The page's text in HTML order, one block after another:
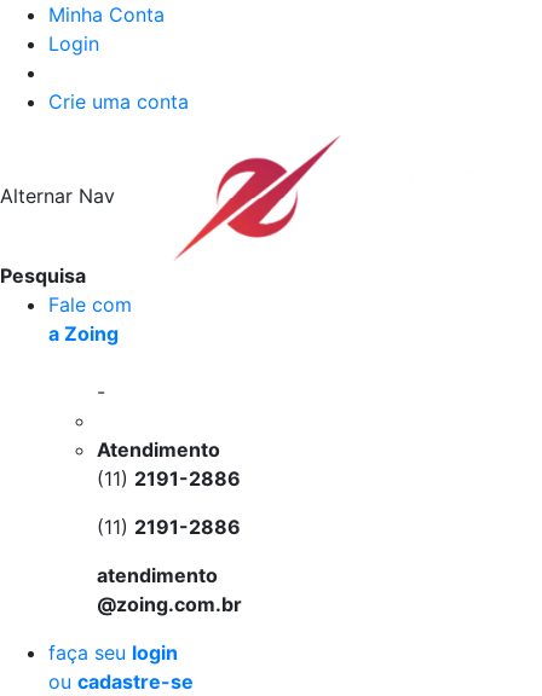
Minha Conta
Login
Crie uma conta
Alternar Nav
Pesquisa
Fale com
a Zoing
-
Atendimento
(11) 2191-2886
(11) 2191-2886
atendimento
@zoing.com.br
faça seu login
ou cadastre-se